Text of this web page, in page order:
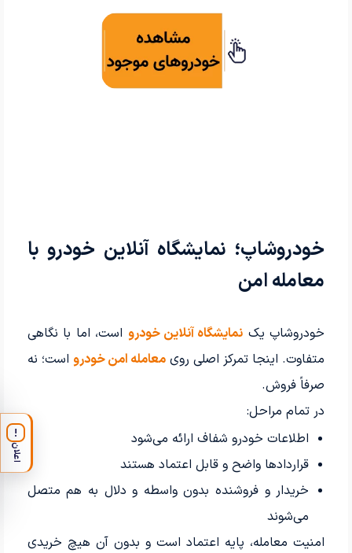
خودروشاپ؛ نمایشگاه آنلاین خودرو با
معامله امن
خودروشاپ یک نمایشگاه آنلاین خودرو است، اما با نگاهی
متفاوت. اینجا تمرکز اصلی روی معامله امن خودرو است؛ نه
صرفاً فروش.
در تمام مراحل:
اطلاعات خودرو شفاف ارائه می‌شود
قراردادها واضح و قابل اعتماد هستند
خریدار و فروشنده بدون واسطه و دلال به هم متصل
می‌شوند
امنیت معامله، پایه اعتماد است و بدون آن هیچ خریدی
!
اعلان